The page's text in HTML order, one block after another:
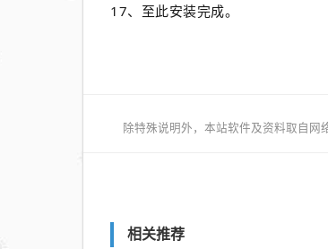
17、至此安装完成。
除特殊说明外，本站软件及资料取自网
相关推荐